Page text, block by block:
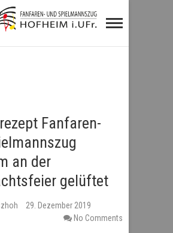
und
Fanfaren-
an der
gelüftet
29. Dezember 2019
No Comments